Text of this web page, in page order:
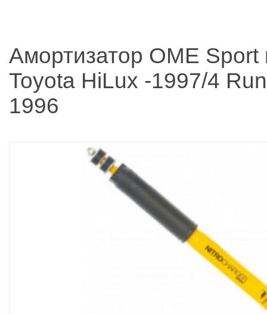
Амортизатор OME Sport
Toyota HiLux -1997/4
1996